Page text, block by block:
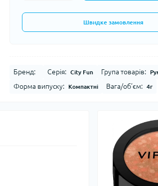
Швидке замовлення
Бренд: Серія: City Fun Група товарів:
Форма випуску: Компактні Вага/об’єм: 4г